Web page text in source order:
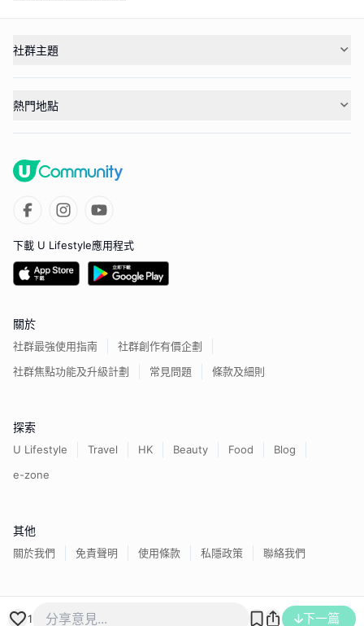
1 下一篇
社群主題
熱門地點
下載 U Lifestyle應用程式
關於
社群最強使用指南
社群創作有價企劃
社群焦點功能及升級計劃
常見問題 條款及細則
探索
U Lifestyle Travel HK Beauty Food
Blog
e-zone
其他
關於我們 免責聲明 使用條款 私隱政策 聯絡我們
香港經濟日報版權所有©